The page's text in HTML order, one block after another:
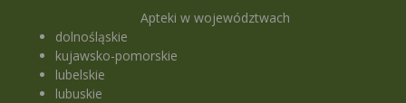
Apteki w województwach
dolnośląskie
kujawsko-pomorskie
lubelskie
lubuskie